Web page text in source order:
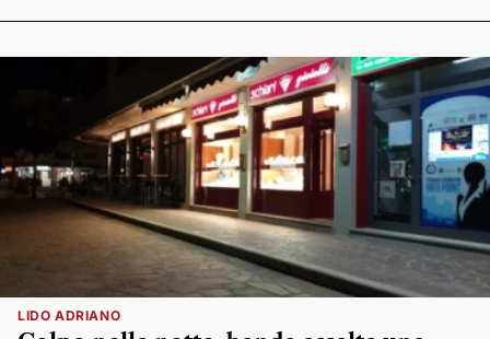
LIDO ADRIANO